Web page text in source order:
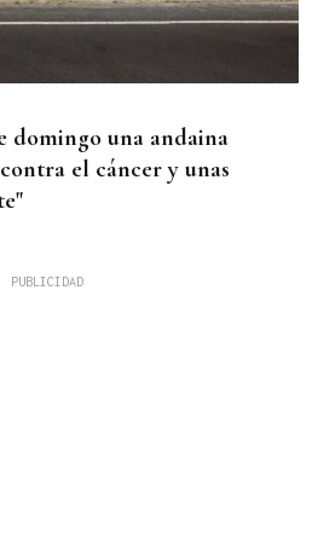
domingo una andaina
el cáncer y unas